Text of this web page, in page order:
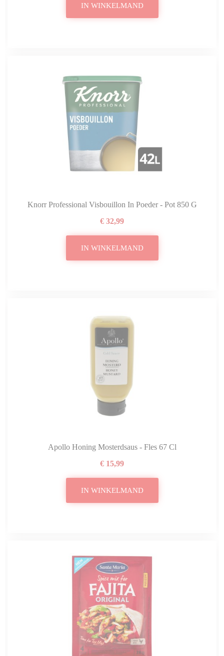
IN WINKELMAND
Knorr Professional Visbouillon In Poeder - Pot 850 G
€ 32,99
IN WINKELMAND
Apollo Honing Mosterdsaus - Fles 67 Cl
€ 15,99
IN WINKELMAND